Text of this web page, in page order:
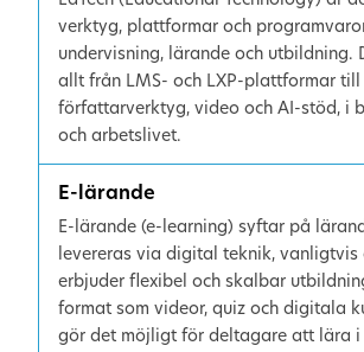
verktyg, plattformar och
undervisning, lärande och utbildning.
allt från LMS- och LXP-plattformar till
författarverktyg, video och AI-stöd, i
och arbetslivet.
E-lärande
E-lärande (e-learning) syftar på
levereras via digital teknik, vanligtvis
erbjuder flexibel och skalbar
format som videor, quiz och digitala
gör det möjligt för deltagare att lära i